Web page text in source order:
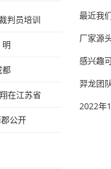
最近我
厂家源
感兴趣
羿龙团
2022年
判员培训
明
都
在江苏省
公开